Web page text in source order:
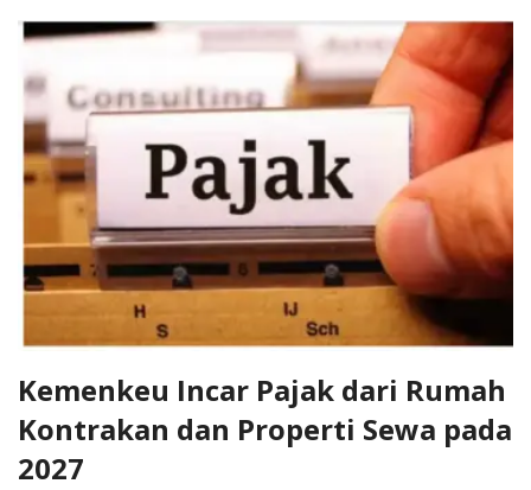
Kemenkeu Incar Pajak dari Rumah
Kontrakan dan Properti Sewa pada
2027